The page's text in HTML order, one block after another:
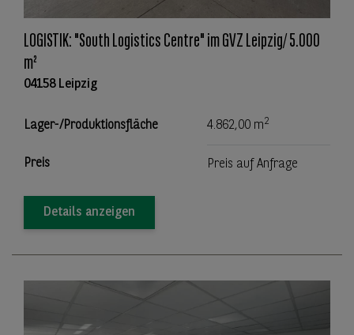
LOGISTIK: "South Logistics Centre" im GVZ Leipzig/ 5.000
m²
04158 Leipzig
Lager-/Produktionsfläche 4.862,00 m2
Preis Preis auf Anfrage
Details anzeigen